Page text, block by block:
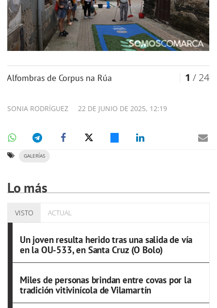
Alfombras de Corpus na Rúa 1 / 24
22 DE JUNIO DE 2025, 12:19
SONIA RODRÍGUEZ
GALERÍAS
Lo más
VISTO ACTUAL
Un joven resulta herido tras una salida de vía
en la OU-533, en Santa Cruz (O Bolo)
Miles de personas brindan entre covas por la
tradición vitivinícola de Vilamartín